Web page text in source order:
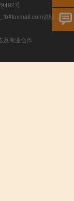
号
说明，我们
及商业合作